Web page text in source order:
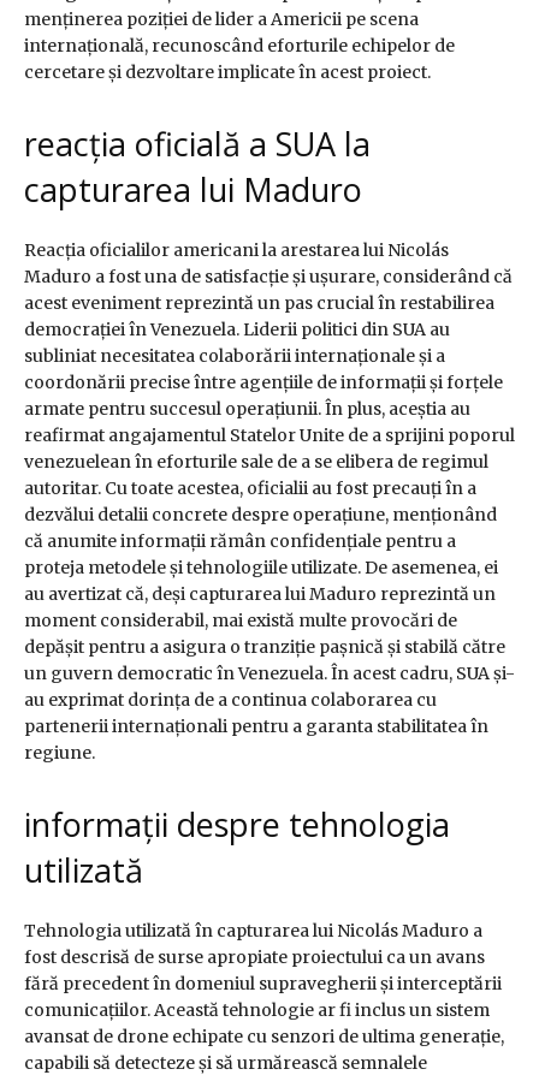
menținerea poziției de lider a Americii pe scena
internațională, recunoscând eforturile echipelor de
cercetare și dezvoltare implicate în acest proiect.
reacția oficială a SUA la
capturarea lui Maduro
Reacția oficialilor americani la arestarea lui Nicolás
Maduro a fost una de satisfacție și ușurare, considerând că
acest eveniment reprezintă un pas crucial în restabilirea
democrației în Venezuela. Liderii politici din SUA au
subliniat necesitatea colaborării internaționale și a
coordonării precise între agențiile de informații și forțele
armate pentru succesul operațiunii. În plus, aceștia au
reafirmat angajamentul Statelor Unite de a sprijini poporul
venezuelean în eforturile sale de a se elibera de regimul
autoritar. Cu toate acestea, oficialii au fost precauți în a
dezvălui detalii concrete despre operațiune, menționând
că anumite informații rămân confidențiale pentru a
proteja metodele și tehnologiile utilizate. De asemenea, ei
au avertizat că, deși capturarea lui Maduro reprezintă un
moment considerabil, mai există multe provocări de
depășit pentru a asigura o tranziție pașnică și stabilă către
un guvern democratic în Venezuela. În acest cadru, SUA și-
au exprimat dorința de a continua colaborarea cu
partenerii internaționali pentru a garanta stabilitatea în
regiune.
informații despre tehnologia
utilizată
Tehnologia utilizată în capturarea lui Nicolás Maduro a
fost descrisă de surse apropiate proiectului ca un avans
fără precedent în domeniul supravegherii și interceptării
comunicațiilor. Această tehnologie ar fi inclus un sistem
avansat de drone echipate cu senzori de ultima generație,
capabili să detecteze și să urmărească semnalele